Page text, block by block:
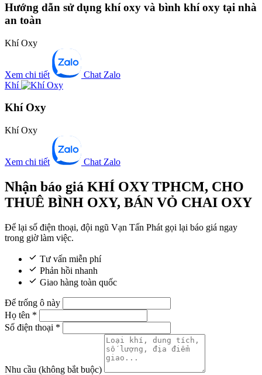
Hướng dẫn sử dụng khí oxy và bình khí oxy tại nhà
an toàn
Khí Oxy
Xem chi tiết
Chat Zalo
Khí
Khí Oxy
Khí Oxy
Xem chi tiết Chat Zalo
Nhận báo giá KHÍ OXY TPHCM, CHO
THUÊ BÌNH OXY, BÁN VỎ CHAI OXY
Để lại số điện thoại, đội ngũ Vạn Tấn Phát gọi lại báo giá ngay
trong giờ làm việc.
Tư vấn miễn phí
Phản hồi nhanh
Giao hàng toàn quốc
Để trống ô này
Họ tên *
Số điện thoại *
Nhu cầu (không bắt buộc)